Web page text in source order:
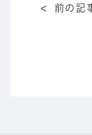
前の記